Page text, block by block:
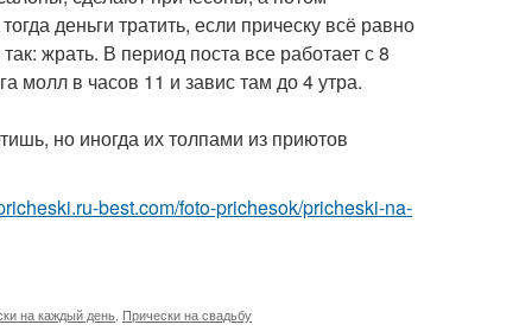
деньги тратить, если прическу всё равно
жрать. В период поста все работает с 8
молл в часов 11 и завис там до 4 утра.
но иногда их толпами из приютов
best.com/foto-prichesok/pricheski-na-
на каждый день Прически на свадьбу